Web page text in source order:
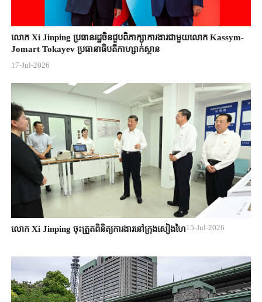
លោក Xi Jinping ប្រធានរដ្ឋចិន​ជួបពិភាក្សា​ការងារជាមួយ​លោក Kassym-
Jomart ​Tokayev ​ប្រធានាធិបតី​កាហ្សាក់ស្ថាន​
17-Jul-2026
លោក Xi Jinping ចុះត្រួតពិនិត្យការងារនៅក្រុងសៀងហៃ15-Jul-2026